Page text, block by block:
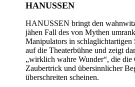
HANUSSEN
HANUSSEN bringt den
jähen Fall des von Mythen
Manipulators in schlaglichtartigen
auf die Theaterbühne und zeigt
„wirklich wahre Wunder“, die die
Zaubertrick und übersinnlicher
überschreiten scheinen.